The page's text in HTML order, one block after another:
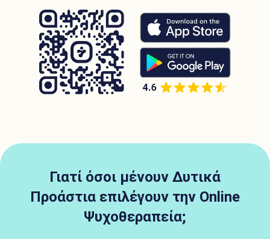
Γιατί όσοι μένουν Δυτικά
Προάστια επιλέγουν την Online
Ψυχοθεραπεία;